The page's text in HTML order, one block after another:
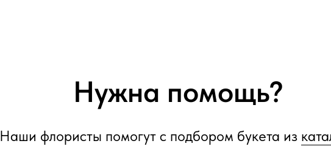
Нужна помощь?
Наши флористы помогут с подбором букета из